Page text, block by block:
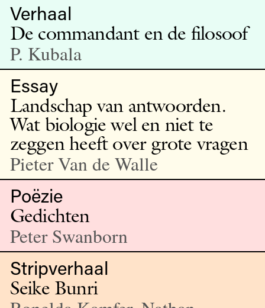
Verhaal
De commandant en de filosoof
P. Kubala
Essay
Landschap van antwoorden.
Wat biologie wel en niet te
zeggen heeft over grote vragen
Pieter Van de Walle
Poëzie
Gedichten
Peter Swanborn
Stripverhaal
Seike Bunri